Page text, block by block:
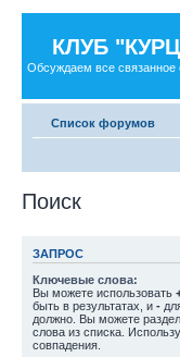
КЛУБ
Обсуждаем все связанное
Список форумов
Поиск
ЗАПРОС
Ключевые слова:
Вы можете использовать
быть в результатах, и -
должно. Вы можете
слова из списка.
совпадения.